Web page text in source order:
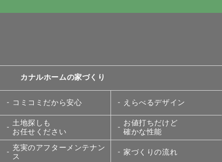
カナルホームの家づくり
コミコミだから安心 えらべるデザイン
土地探しも
お任せください
お値打ちだけど
確かな性能
充実のアフターメンテナン
ス
家づくりの流れ